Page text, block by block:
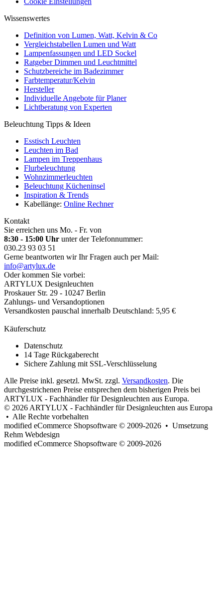
Wissenswertes
Definition von Lumen, Watt, Kelvin & Co
Vergleichstabellen Lumen und Watt
Lampenfassungen und LED Sockel
Ratgeber Dimmen und Leuchtmittel
Schutzbereiche im Badezimmer
Farbtemperatur/Kelvin
Hersteller
Individuelle Angebote für Planer
Lichtberatung von Experten
Beleuchtung Tipps & Ideen
Esstisch Leuchten
Leuchten im Bad
Lampen im Treppenhaus
Flurbeleuchtung
Wohnzimmerleuchten
Beleuchtung Kücheninsel
Inspiration & Trends
Kabellänge: Online Rechner
Kontakt
Sie erreichen uns Mo. - Fr. von
8:30 - 15:00 Uhr unter der Telefonnummer:
030.23 93 03 51
Gerne beantworten wir Ihr Fragen auch per Mail:
info@artylux.de
Oder kommen Sie vorbei:
ARTYLUX Designleuchten
Proskauer Str. 29 - 10247 Berlin
Zahlungs- und Versandoptionen
Versandkosten pauschal innerhalb Deutschland: 5,95 €
Käuferschutz
Datenschutz
14 Tage Rückgaberecht
Sichere Zahlung mit SSL-Verschlüsselung
Alle Preise inkl. gesetzl. MwSt. zzgl. Versandkosten. Die
durchgestrichenen Preise entsprechen dem bisherigen Preis bei
ARTYLUX - Fachhändler für Designleuchten aus Europa.
© 2026 ARTYLUX - Fachhändler für Designleuchten aus Europa
• Alle Rechte vorbehalten
modified eCommerce Shopsoftware © 2009-2026 • Umsetzung
Rehm Webdesign
modified eCommerce Shopsoftware © 2009-2026